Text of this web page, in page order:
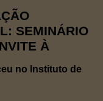
SEMINÁRIO
À
no Instituto de